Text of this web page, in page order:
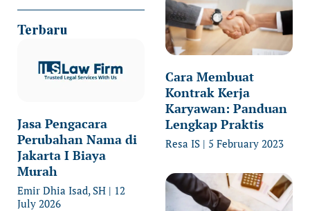
Terbaru
Jasa Pengacara
Perubahan Nama di
Jakarta I Biaya
Murah
Emir Dhia Isad, SH
12
July 2026
Cara Membuat
Kontrak Kerja
Karyawan: Panduan
Lengkap Praktis
Resa IS 5 February 2023